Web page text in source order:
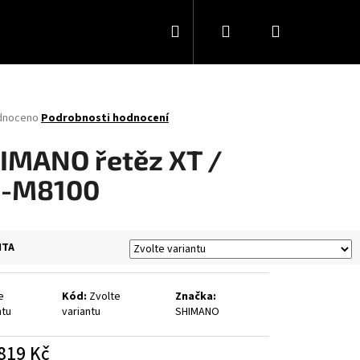
HledatPřihlášeníNákupní
Podrobnosti hodnocení
řetěz XT /
M8100
Kód: Zvolte
variantu
Značka:
SHIMANO
Kč